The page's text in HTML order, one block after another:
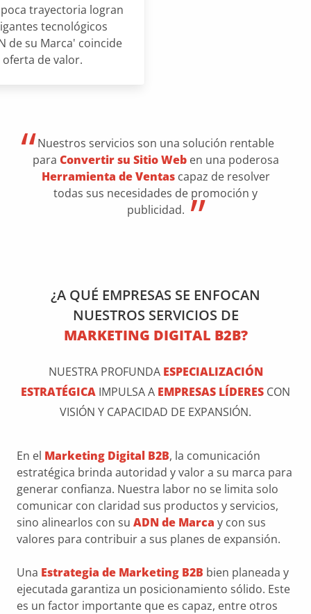
trayectoria logran
tecnológicos
de su Marca' coincide
de valor.
Nuestros servicios son una solución rentable
para Convertir su Sitio Weben una poderosa
Herramienta de Ventascapaz de resolver
todas sus necesidades de promoción y
publicidad.
¿A QUÉ EMPRESAS SE ENFOCAN
NUESTROS SERVICIOS DE
MARKETING DIGITAL B2B?
NUESTRA PROFUNDA ESPECIALIZACIÓN
ESTRATÉGICA IMPULSA A EMPRESAS LÍDERES CON
VISIÓN Y CAPACIDAD DE EXPANSIÓN.
En el Marketing Digital B2B, la comunicación
estratégica brinda autoridad y valor a su marca para
generar confianza. Nuestra labor no se limita solo
comunicar con claridad sus productos y servicios,
sino alinearlos con su ADN de Marca y con sus
valores para contribuir a sus planes de expansión.
Una Estrategia de Marketing B2B bien planeada y
ejecutada garantiza un posicionamiento sólido. Este
es un factor importante que es capaz, entre otros